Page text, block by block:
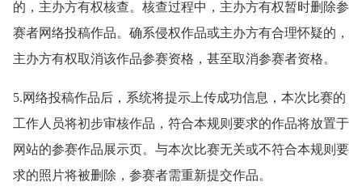
的，主办方有权核查。核查过程中，主办方有权暂时删除参
赛者网络投稿作品。确系侵权作品或主办方有合理怀疑的，
主办方有权取消该作品参赛资格，甚至取消参赛者资格。
5.网络投稿作品后，系统将提示上传成功信息，本次比赛的
工作人员将初步审核作品，符合本规则要求的作品将放置于
网站的参赛作品展示页。与本次比赛无关或不符合本规则要
求的照片将被删除，参赛者需重新提交作品。